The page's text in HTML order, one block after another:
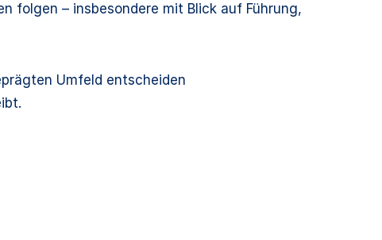
folgen – insbesondere mit Blick auf Führung,
Umfeld entscheiden